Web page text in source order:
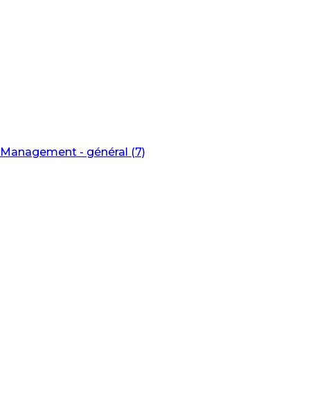
Management - général (7)